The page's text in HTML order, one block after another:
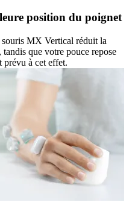
position du poignet
MX Vertical réduit la
que votre pouce repose
prévu à cet effet.